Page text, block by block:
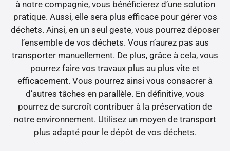
à notre compagnie, vous bénéficierez d’une solution
pratique. Aussi, elle sera plus efficace pour gérer vos
déchets. Ainsi, en un seul geste, vous pourrez déposer
l’ensemble de vos déchets. Vous n’aurez pas aus
transporter manuellement. De plus, grâce à cela, vous
pourrez faire vos travaux plus au plus vite et
efficacement. Vous pourrez ainsi vous consacrer à
d’autres tâches en parallèle. En définitive, vous
pourrez de surcroît contribuer à la préservation de
notre environnement. Utilisez un moyen de transport
plus adapté pour le dépôt de vos déchets.